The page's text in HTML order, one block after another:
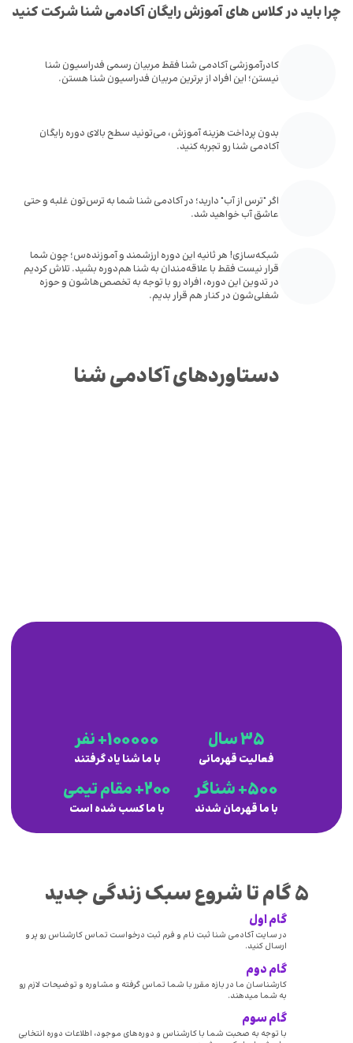
چرا باید در کلاس های آموزش رایگان آکادمی شنا شرکت کنید
کادرآموزشی آکادمی شنا فقط مربیان رسمی فدراسیون شنا
نیستن؛ این افراد از برترین مربیان فدراسیون شنا هستن.
بدون پرداخت هزینه آموزش، می‌تونید سطح بالای دوره رایگان
آکادمی شنا رو تجربه کنید.
اگر "ترس از آب" دارید؛ در آکادمی شنا شما به ترس‌تون غلبه و حتی
عاشق آب خواهید شد.
شبکه‌سازی! هر ثانیه‌ این دوره ارزشمند و آموزنده‌س؛ چون شما
قرار نیست فقط با علاقه‌مندان به شنا هم‌دوره بشید. تلاش کردیم
در تدوین این دوره، افراد رو با توجه به تخصص‌هاشون و حوزه
شغلی‌شون در کنار هم قرار بدیم.
دستاوردهای آکادمی شنا
35 سال
فعالیت قهرمانی
100000+ نفر
با ما شنا یاد گرفتند
500+ شناگر
با ما قهرمان شدند
200+ مقام تیمی
با ما کسب شده است
5 گام تا شروع سبک زندگی جدید
گام اول
در سایت آکادمی شنا ثبت نام و فرم ثبت درخواست تماس کارشناس رو پر و
ارسال کنید.
گام دوم
کارشناسان ما در بازه مقرر با شما تماس گرفته و مشاوره و توضیحات لازم رو
به شما میدهند.
گام سوم
با توجه به صحبت شما با کارشناس و دوره‌های موجود، اطلاعات دوره انتخابی